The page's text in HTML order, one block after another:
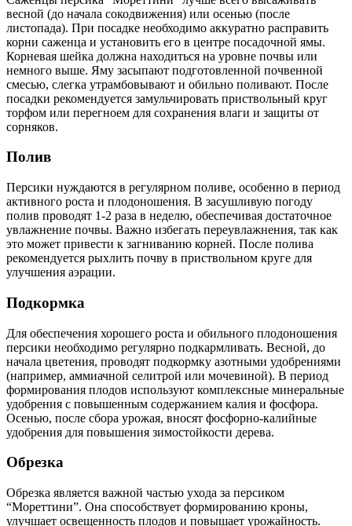
весной (до начала сокодвижения) или осенью (после
листопада). При посадке необходимо аккуратно расправить
корни саженца и установить его в центре посадочной ямы.
Корневая шейка должна находиться на уровне почвы или
немного выше. Яму засыпают подготовленной почвенной
смесью, слегка утрамбовывают и обильно поливают. После
посадки рекомендуется замульчировать приствольный круг
торфом или перегноем для сохранения влаги и защиты от
сорняков.
Полив
Персики нуждаются в регулярном поливе, особенно в период
активного роста и плодоношения. В засушливую погоду
полив проводят 1-2 раза в неделю, обеспечивая достаточное
увлажнение почвы. Важно избегать переувлажнения, так как
это может привести к загниванию корней. После полива
рекомендуется рыхлить почву в приствольном круге для
улучшения аэрации.
Подкормка
Для обеспечения хорошего роста и обильного плодоношения
персики необходимо регулярно подкармливать. Весной, до
начала цветения, проводят подкормку азотными удобрениями
(например, аммиачной селитрой или мочевиной). В период
формирования плодов используют комплексные минеральные
удобрения с повышенным содержанием калия и фосфора.
Осенью, после сбора урожая, вносят фосфорно-калийные
удобрения для повышения зимостойкости дерева.
Обрезка
Обрезка является важной частью ухода за персиком
“Мореттини”. Она способствует формированию кроны,
улучшает освещенность плодов и повышает урожайность.